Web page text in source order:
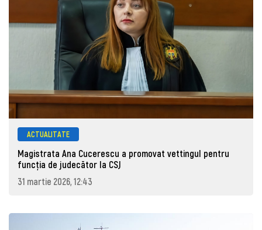
ACTUALITATE
Magistrata Ana Cucerescu a promovat vettingul pentru
funcția de judecător la CSJ
31 martie 2026, 12:43